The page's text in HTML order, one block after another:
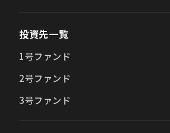
投資先一覧
1号ファンド
2号ファンド
3号ファンド